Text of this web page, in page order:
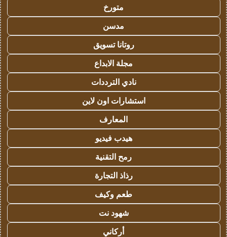
متورخ
مدسن
روتانا تسويق
مجلة الابداع
نادي الترددات
استشارات اون لاين
المعارف
هيدب فيديو
رمح التقنية
رذاذ التجارة
طعم وكيف
شهود نت
أركاني